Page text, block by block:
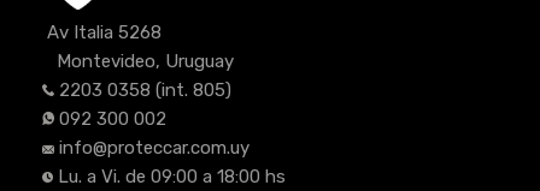
Av Italia 5268
Montevideo, Uruguay
2203 0358 (int. 805)
092 300 002
info@proteccar.com.uy
Lu. a Vi. de 09:00 a 18:00 hs